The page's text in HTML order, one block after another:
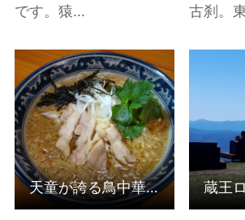
です。猿…
古刹。
天童が誇る鳥中華・そ
ば の詳細はこちら
天童が誇る鳥中華・そば